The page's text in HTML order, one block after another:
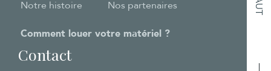
Notre histoire Nos partenaires
Comment louer votre matériel ?
Contact